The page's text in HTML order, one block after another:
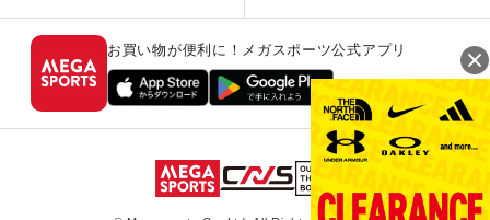
お買い物が便利に！メガスポーツ公式アプリ